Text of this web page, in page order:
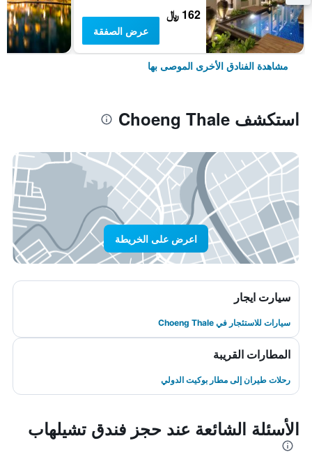
162 ﷼
عرض الصفقة
مشاهدة الفنادق الأخرى الموصى بها
استكشف Choeng Thale
اعرض على الخريطة
سيارت ايجار
سيارات للاستئجار في Choeng Thale
المطارات القريبة
رحلات طيران إلى مطار بوكيت الدولي
الأسئلة الشائعة عند حجز فندق تشيلهاب